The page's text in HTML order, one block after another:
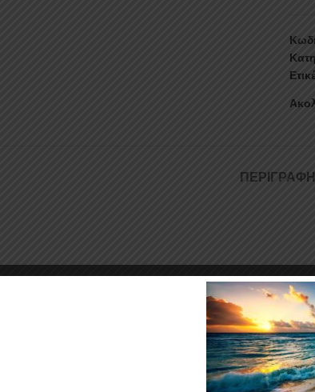
ΠΕΡΙΓΡΑΦΉ
GTI κατασκευάζεται από ABS Πλαστικό υψηλής ποιότητας
που χρησιμοποιείται για την δημιουργία
την τοποθέτηση.